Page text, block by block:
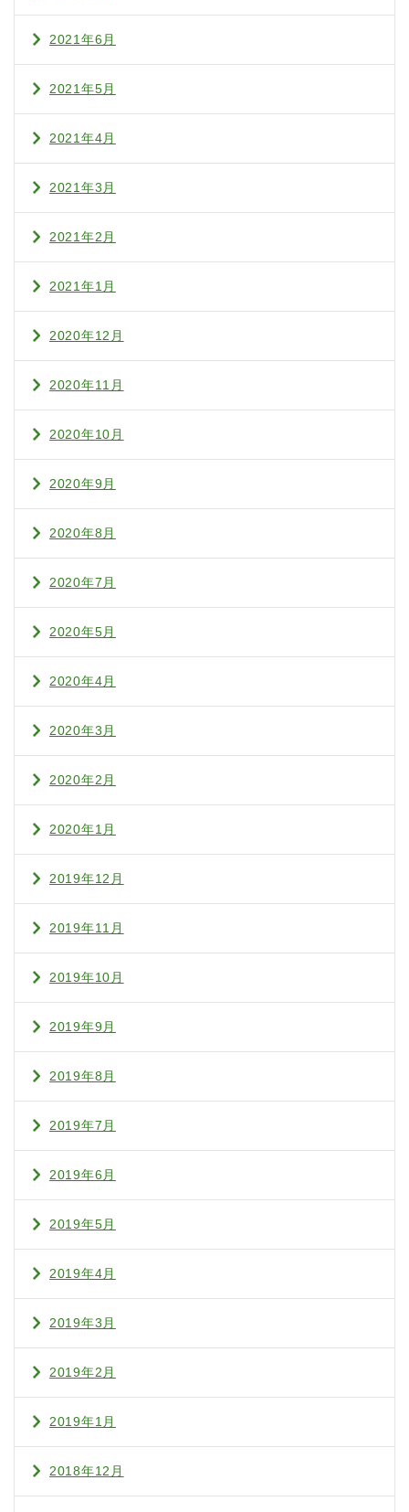
2021年6月
2021年5月
2021年4月
2021年3月
2021年2月
2021年1月
2020年12月
2020年11月
2020年10月
2020年9月
2020年8月
2020年7月
2020年5月
2020年4月
2020年3月
2020年2月
2020年1月
2019年12月
2019年11月
2019年10月
2019年9月
2019年8月
2019年7月
2019年6月
2019年5月
2019年4月
2019年3月
2019年2月
2019年1月
2018年12月